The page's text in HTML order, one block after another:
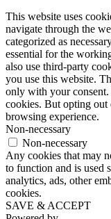
This website uses
navigate through the
categorized as
essential for the
also use third-party
you use this website.
only with your consent.
cookies. But opting out
browsing experience.
Non-necessary
Non-necessary
Any cookies that may
to function and is used
analytics, ads, other
cookies.
SAVE & ACCEPT